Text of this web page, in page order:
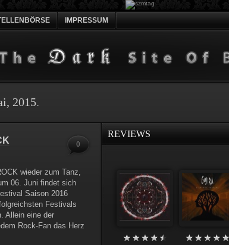
2015.
0
wieder zum Tanz,
06. Juni findet sich
Saison 2016
Festivals
Allein eine der
Rock-Fan das Herz
REVIEWS
IMPRESSUM